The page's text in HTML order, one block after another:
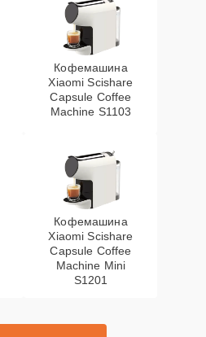
Кофемашина
Xiaomi Scishare
Capsule Coffee
Machine S1103
Кофемашина
Xiaomi Scishare
Capsule Coffee
Machine Mini
S1201